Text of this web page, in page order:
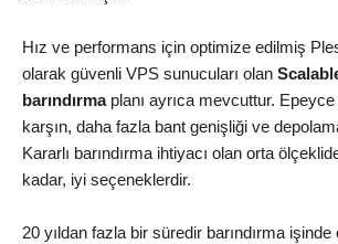
Hız ve performans için optimize edilmiş
olarak güvenli VPS sunucuları olan
barındırmaplanı ayrıca mevcuttur. Epeyce
karşın, daha fazla bant genişliği ve
Kararlı barındırma ihtiyacı olan orta
kadar, iyi seçeneklerdir.
20 yıldan fazla bir süredir barındırma